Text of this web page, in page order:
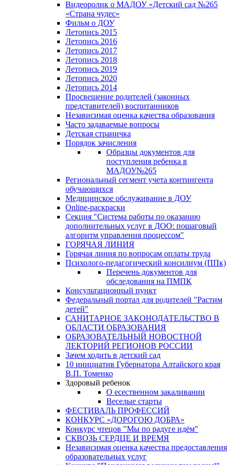
Видеоролик о МАДОУ «Детский сад №265
«Страна чудес»
Фильм о ДОУ
Летопись 2015
Летопись 2016
Летопись 2017
Летопись 2018
Летопись 2019
Летопись 2020
Летопись 2014
Просвещение родителей (законных
представителей) воспитанников
Независимая оценка качества образования
Часто задаваемые вопросы
Детская страничка
Порядок зачисления
Образцы документов для
поступления ребенка в
МАДОУ№265
Региональный сегмент учета контингента
обучающихся
Медицинское обслуживание в ДОУ
Online-раскраски
Секция "Система работы по оказанию
дополнительных услуг в ДОО: пошаговый
алгоритм управления процессом"
ГОРЯЧАЯ ЛИНИЯ
Горячая линия по вопросам оплаты труда
Психолого-педагогический консилиум (ППк)
Перечень документов для
обследования на ПМПК
Консультационный пункт
Федеральный портал для родителей "Растим
детей"
САНИТАРНОЕ ЗАКОНОДАТЕЛЬСТВО В
ОБЛАСТИ ОБРАЗОВАНИЯ
ОБРАЗОВАТЕЛЬНЫЙ НОВОСТНОЙ
ЛЕКТОРИЙ РЕГИОНОВ РОССИИ
Зачем ходить в детский сад
10 инициатив Губернатора Алтайского края
В.П. Томенко
Здоровый ребенок
О есественном закаливании
Веселые старты
ФЕСТИВАЛЬ ПРОФЕССИЙ
КОНКУРС «ДОРОГОЮ ДОБРА»
Конкурс чтецов "Мы по радуге идём"
СКВОЗЬ СЕРДЦЕ И ВРЕМЯ
Независимая оценка качества предоставления
образовательных услуг